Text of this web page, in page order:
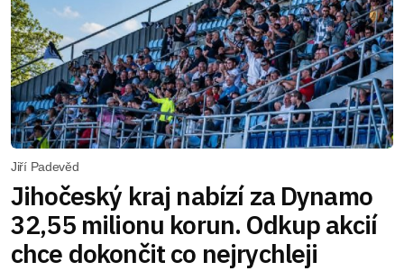
Jiří Padevěd
Jihočeský kraj nabízí za Dynamo
32,55 milionu korun. Odkup akcií
chce dokončit co nejrychleji